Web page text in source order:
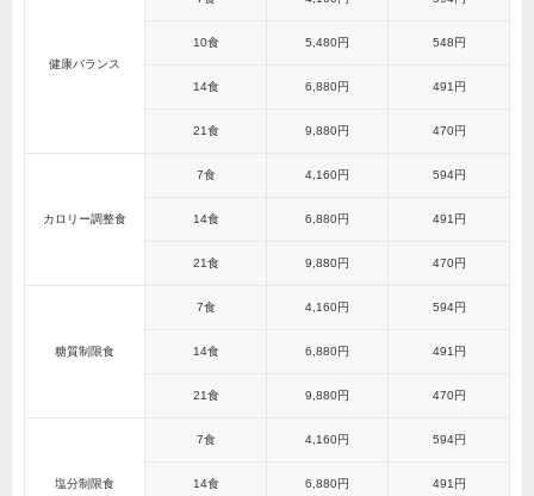
健康バランス
10食 5,480円 548円
14食 6,880円 491円
21食 9,880円 470円
カロリー調整食
7食 4,160円 594円
14食 6,880円 491円
21食 9,880円 470円
糖質制限食
7食 4,160円 594円
14食 6,880円 491円
21食 9,880円 470円
塩分制限食
7食 4,160円 594円
14食 6,880円 491円